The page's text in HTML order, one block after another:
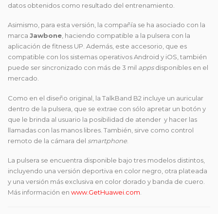
datos obtenidos como resultado del entrenamiento.
Asimismo, para esta versión, la compañía se ha asociado con la
marca Jawbone , haciendo compatible a la pulsera con la
aplicación de fitness UP. Además, este accesorio, que es
compatible con los sistemas operativos Android y iOS, también
puede ser sincronizado con más de 3 mil appsdisponibles en el
mercado.
Como en el diseño original, la TalkBand B2 incluye un auricular
dentro de la pulsera, que se extrae con sólo apretar un botón y
que le brinda al usuario la posibilidad de atender y hacer las
llamadas con las manos libres. También, sirve como control
remoto de la cámara del smartphone.
La pulsera se encuentra disponible bajo tres modelos distintos,
incluyendo una versión deportiva en color negro, otra plateada
y una versión más exclusiva en color dorado y banda de cuero.
Más información en www.GetHuawei.com.